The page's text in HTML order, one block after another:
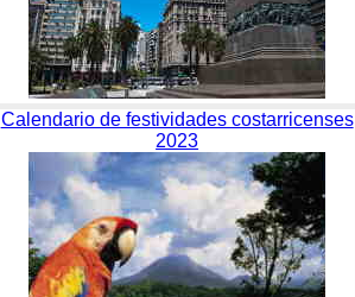
Calendario de festividades costarricenses
2023